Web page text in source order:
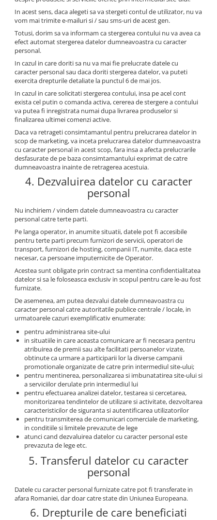
In acest sens, daca alegeti sa va stergeti contul de utilizator, nu va
vom mai trimite e-mailuri si / sau sms-uri de acest gen.
Totusi, dorim sa va informam ca stergerea contului nu va avea ca
efect automat stergerea datelor dumneavoastra cu caracter
personal.
In cazul in care doriti sa nu va mai fie prelucrate datele cu
caracter personal sau daca doriti stergerea datelor, va puteti
exercita drepturile detaliate la punctul 6 de mai jos.
In cazul in care solicitati stergerea contului, insa pe acel cont
exista cel putin o comanda activa, cererea de stergere a contului
va putea fi inregistrata numai dupa livrarea produselor si
finalizarea ultimei comenzi active.
Daca va retrageti consimtamantul pentru prelucrarea datelor in
scop de marketing, va inceta prelucrarea datelor dumneavoastra
cu caracter personal in acest scop, fara insa a afecta prelucrarile
desfasurate de pe baza consimtamantului exprimat de catre
dumneavoastra inainte de retragerea acestuia.
4. Dezvaluirea datelor cu caracter
personal
Nu inchiriem / vindem datele dumneavoastra cu caracter
personal catre terte parti.
Pe langa operator, in anumite situatii, datele pot fi accesibile
pentru terte parti precum furnizori de servicii, operatori de
transport, furnizori de hosting, companii IT, numite, daca este
necesar, ca persoane imputernicite de Operator.
Acestea sunt obligate prin contract sa mentina confidentialitatea
datelor si sa le foloseasca exclusiv in scopul pentru care le-au fost
furnizate.
De asemenea, am putea dezvalui datele dumneavoastra cu
caracter personal catre autoritatile publice centrale / locale, in
urmatoarele cazuri exemplificativ enumerate:
pentru administrarea site-ului
in situatiile in care aceasta comunicare ar fi necesara pentru
atribuirea de premii sau alte facilitati persoanelor vizate,
obtinute ca urmare a participarii lor la diverse campanii
promotionale organizate de catre prin intermediul site-ului;
pentru mentinerea, personalizarea si imbunatatirea site-ului si
a serviciilor derulate prin intermediul lui
pentru efectuarea analizei datelor, testarea si cercetarea,
monitorizarea tendintelor de utilizare si activitate, dezvoltarea
caracteristicilor de siguranta si autentificarea utilizatorilor
pentru transmiterea de comunicari comerciale de marketing,
in conditiile si limitele prevazute de lege
atunci cand dezvaluirea datelor cu caracter personal este
prevazuta de lege etc.
5. Transferul datelor cu caracter
personal
Datele cu caracter personal furnizate catre pot fi transferate in
afara Romaniei, dar doar catre state din Uniunea Europeana.
6. Drepturile de care beneficiati